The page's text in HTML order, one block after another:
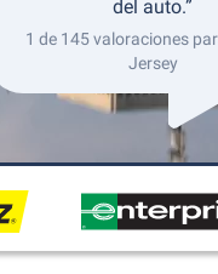
del auto.”
1 de 145 valoraciones
Jersey